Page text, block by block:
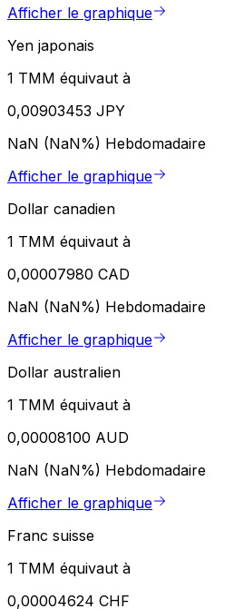
Afficher le graphique
Yen japonais
1 TMM équivaut à
0,00903453 JPY
NaN (NaN%) Hebdomadaire
Afficher le graphique
Dollar canadien
1 TMM équivaut à
0,00007980 CAD
NaN (NaN%) Hebdomadaire
Afficher le graphique
Dollar australien
1 TMM équivaut à
0,00008100 AUD
NaN (NaN%) Hebdomadaire
Afficher le graphique
Franc suisse
1 TMM équivaut à
0,00004624 CHF